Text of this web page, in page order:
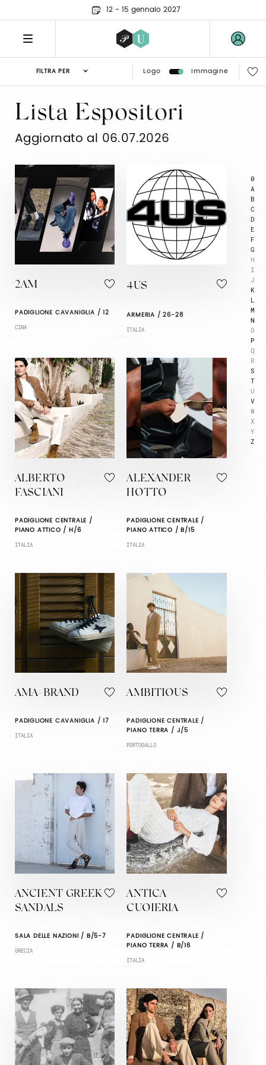
12 - 15 gennaio 2027
FILTRA PER Logo Immagine
0
A
B
C
D
E
F
G
H
I
J
K
L
M
N
O
P
Q
R
S
T
U
V
W
X
Y
Z
Lista Espositori
Aggiornato al 06.07.2026
2AM
PADIGLIONE CAVANIGLIA / 12
CINA
4US
ARMERIA / 26-28
ITALIA
ALBERTO
FASCIANI
PADIGLIONE CENTRALE /
PIANO ATTICO / H/6
ITALIA
ALEXANDER
HOTTO
PADIGLIONE CENTRALE /
PIANO ATTICO / B/15
ITALIA
AMA-BRAND
PADIGLIONE CAVANIGLIA / 17
ITALIA
AMBITIOUS
PADIGLIONE CENTRALE /
PIANO TERRA / J/5
PORTOGALLO
ANCIENT GREEK
SANDALS
SALA DELLE NAZIONI / B/5-7
GRECIA
ANTICA
CUOIERIA
PADIGLIONE CENTRALE /
PIANO TERRA / B/16
ITALIA